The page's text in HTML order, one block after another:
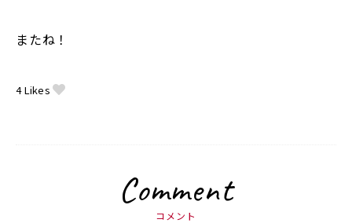
またね！
4Likes
Comment
コメント